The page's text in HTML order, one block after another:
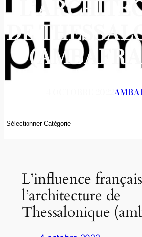
DE
Catégories
L’influence
l’architecture de
Thessalonique